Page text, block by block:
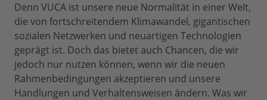
Denn VUCA ist unsere neue Normalität in einer Welt,
die von fortschreitendem Klimawandel, gigantischen
sozialen Netzwerken und neuartigen Technologien
geprägt ist. Doch das bietet auch Chancen, die wir
jedoch nur nutzen können, wenn wir die neuen
Rahmenbedingungen akzeptieren und unsere
Handlungen und Verhaltensweisen ändern. Was wir